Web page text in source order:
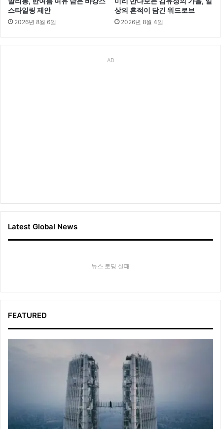
스타일링 제안
2026년 8월 6일
상의 흔적이 담긴 워드로브
2026년 8월 4일
AD
Latest Global News
뉴스 로딩 실패
FEATURED